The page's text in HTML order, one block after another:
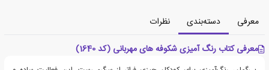
معرفی دسته‌بندی
نظرات
معرفی کتاب رنگ آمیزی شکوفه های مهربانی (کد 1640)